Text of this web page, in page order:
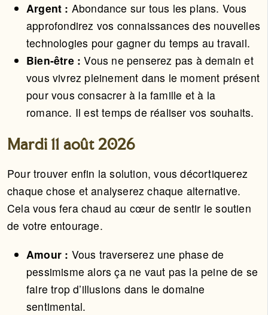
Argent : Abondance sur tous les plans. Vous
approfondirez vos connaissances des nouvelles
technologies pour gagner du temps au travail.
Bien-être :Vous ne penserez pas à demain et
vous vivrez pleinement dans le moment présent
pour vous consacrer à la famille et à la
romance. Il est temps de réaliser vos souhaits.
Mardi 11 août 2026
Pour trouver enfin la solution, vous décortiquerez
chaque chose et analyserez chaque alternative.
Cela vous fera chaud au cœur de sentir le soutien
de votre entourage.
Amour : Vous traverserez une phase de
pessimisme alors ça ne vaut pas la peine de se
faire trop d’illusions dans le domaine
sentimental.